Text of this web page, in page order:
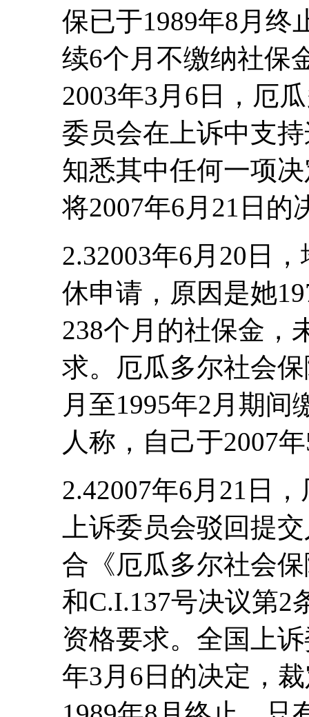
保已于1989年8月终
续6个月不缴纳社保
2003年3月6日，厄
委员会在上诉中支
知悉其中任何一项
将2007年6月21日的
2.32003年6月20日
休申请，原因是她
238个月的社保金，
求。厄瓜多尔社会
月至1995年2月期
人称，自己于2007
2.42007年6月21日
上诉委员会驳回提
合《厄瓜多尔社会
和C.I.137号决议第2
资格要求。全国上
年3月6日的决定，